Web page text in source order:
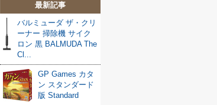
最新記事
バルミューダ ザ・クリ
ーナー 掃除機 サイク
ロン 黒 BALMUDA The
Cl...
GP Games カタ
ン スタンダード
版 Standard